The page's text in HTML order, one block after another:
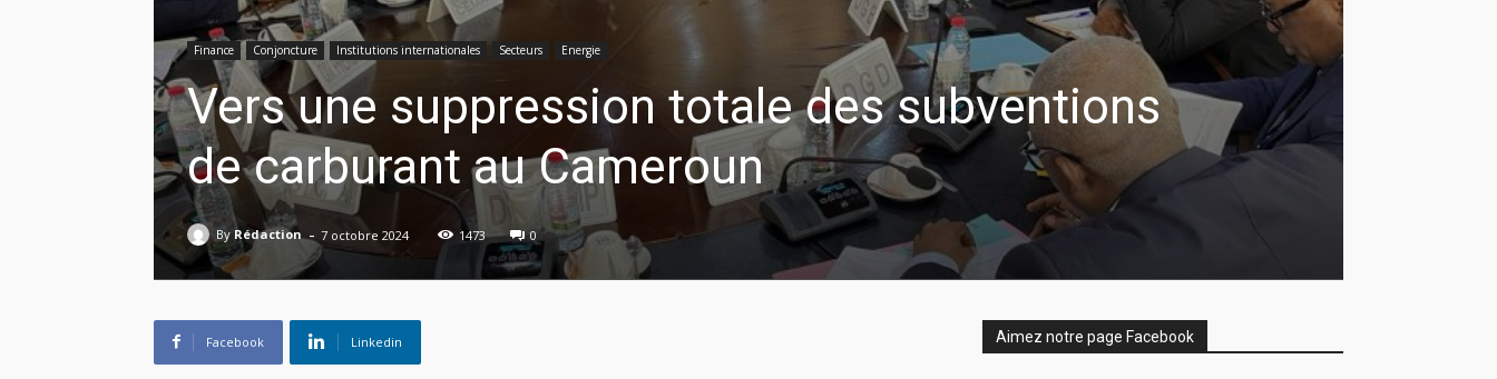
Finance Conjoncture Institutions internationales Secteurs Energie
Vers une suppression totale des subventions
de carburant au Cameroun
By Rédaction - 7 octobre 2024 1473 0
Facebook Linkedin Aimez notre page Facebook